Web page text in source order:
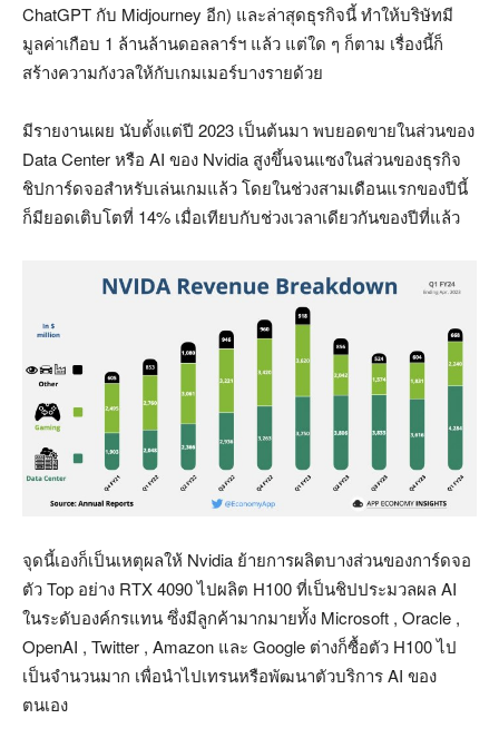
ChatGPT กับ Midjourney อีก) และล่าสุดธุรกิจนี้ ทำให้บริษัทมี
มูลค่าเกือบ 1 ล้านล้านดอลลาร์ฯ แล้ว แต่ใด ๆ ก็ตาม เรื่องนี้ก็
สร้างความกังวลให้กับเกมเมอร์บางรายด้วย
มีรายงานเผย นับตั้งแต่ปี 2023 เป็นต้นมา พบยอดขายในส่วนของ
Data Center หรือ AI ของ Nvidia สูงขึ้นจนแซงในส่วนของธุรกิจ
ชิปการ์ดจอสำหรับเล่นเกมแล้ว โดยในช่วงสามเดือนแรกของปีนี้
ก็มียอดเติบโตที่ 14% เมื่อเทียบกับช่วงเวลาเดียวกันของปีที่แล้ว
จุดนี้เองก็เป็นเหตุผลให้ Nvidia ย้ายการผลิตบางส่วนของการ์ดจอ
ตัว Top อย่าง RTX 4090 ไปผลิต H100 ที่เป็นชิปประมวลผล AI
ในระดับองค์กรแทน ซึ่งมีลูกค้ามากมายทั้ง Microsoft , Oracle ,
OpenAI , Twitter , Amazon และ Google ต่างก็ซื้อตัว H100 ไป
เป็นจำนวนมาก เพื่อนำไปเทรนหรือพัฒนาตัวบริการ AI ของ
ตนเอง